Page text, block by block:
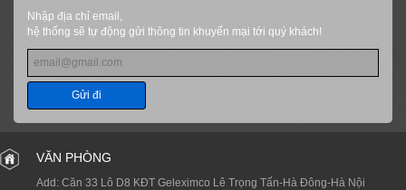
Nhập địa chỉ email,
hệ thống sẽ tự động gửi thông tin khuyến mại tới quý khách!
Gửi đi
VĂN PHÒNG
Add: Căn 33 Lô D8 KĐT Geleximco Lê Trọng Tấn-Hà Đông-Hà Nội